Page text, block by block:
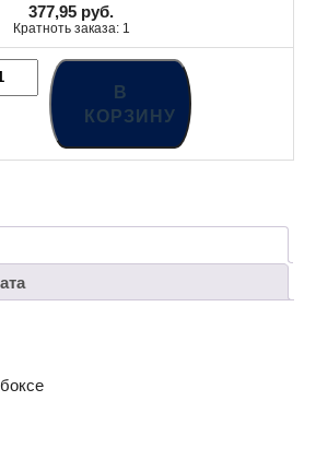
377,95 руб.
Кратноть заказа: 1
В
КОРЗИНУ